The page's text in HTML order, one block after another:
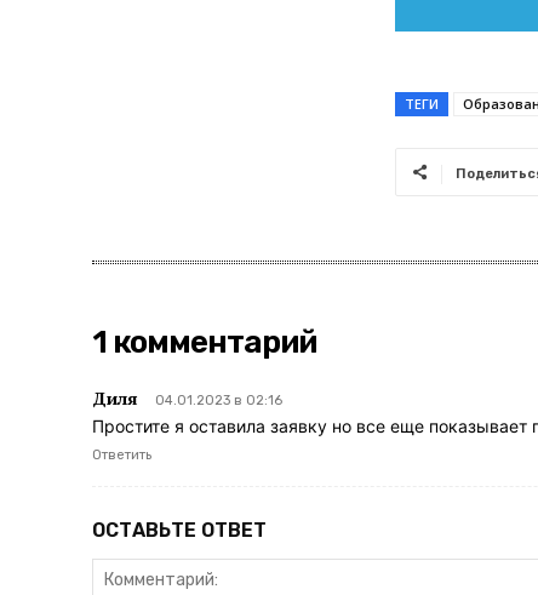
ТЕГИ
1 комментарий
Диля 04.01.2023 в 02:16
Простите я оставила заявку но все еще
Ответить
ОСТАВЬТЕ ОТВЕТ